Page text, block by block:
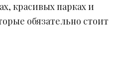
красивых парках и
обязательно стоит